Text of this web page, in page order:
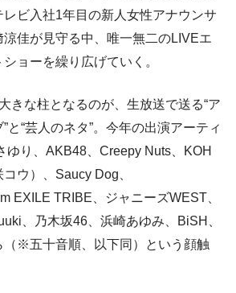
ビ入社1年目の新人女性アナウンサ
佳が見守る中、唯一無二のLIVEエ
ョーを繰り広げていく。
きな柱となるのが、生放送で送る“ア
と“芸人のネタ”。今年の出演アーティ
ゆり、AKB48、Creepy Nuts、KOH
ウ）、Saucy Dog、
EXILE TRIBE、ジャニーズWEST、
、乃木坂46、浜崎あゆみ、BiSH、
（※五十音順、以下同）という顔触